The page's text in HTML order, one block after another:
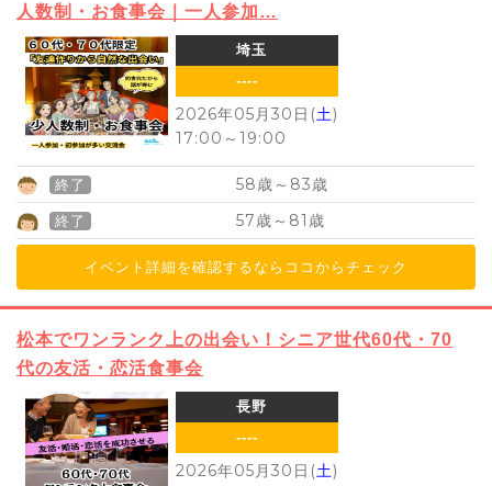
人数制・お食事会｜一人参加…
埼玉
----
2026年05月30日(土)
17:00 ～ 19:00
終了 58歳～ 83歳
終了 57歳～ 81 歳
イベント詳細を確認するならココからチェック
松本でワンランク上の出会い！シニア世代60代・70
代の友活・恋活食事会
長野
----
2026年05月30日(土)